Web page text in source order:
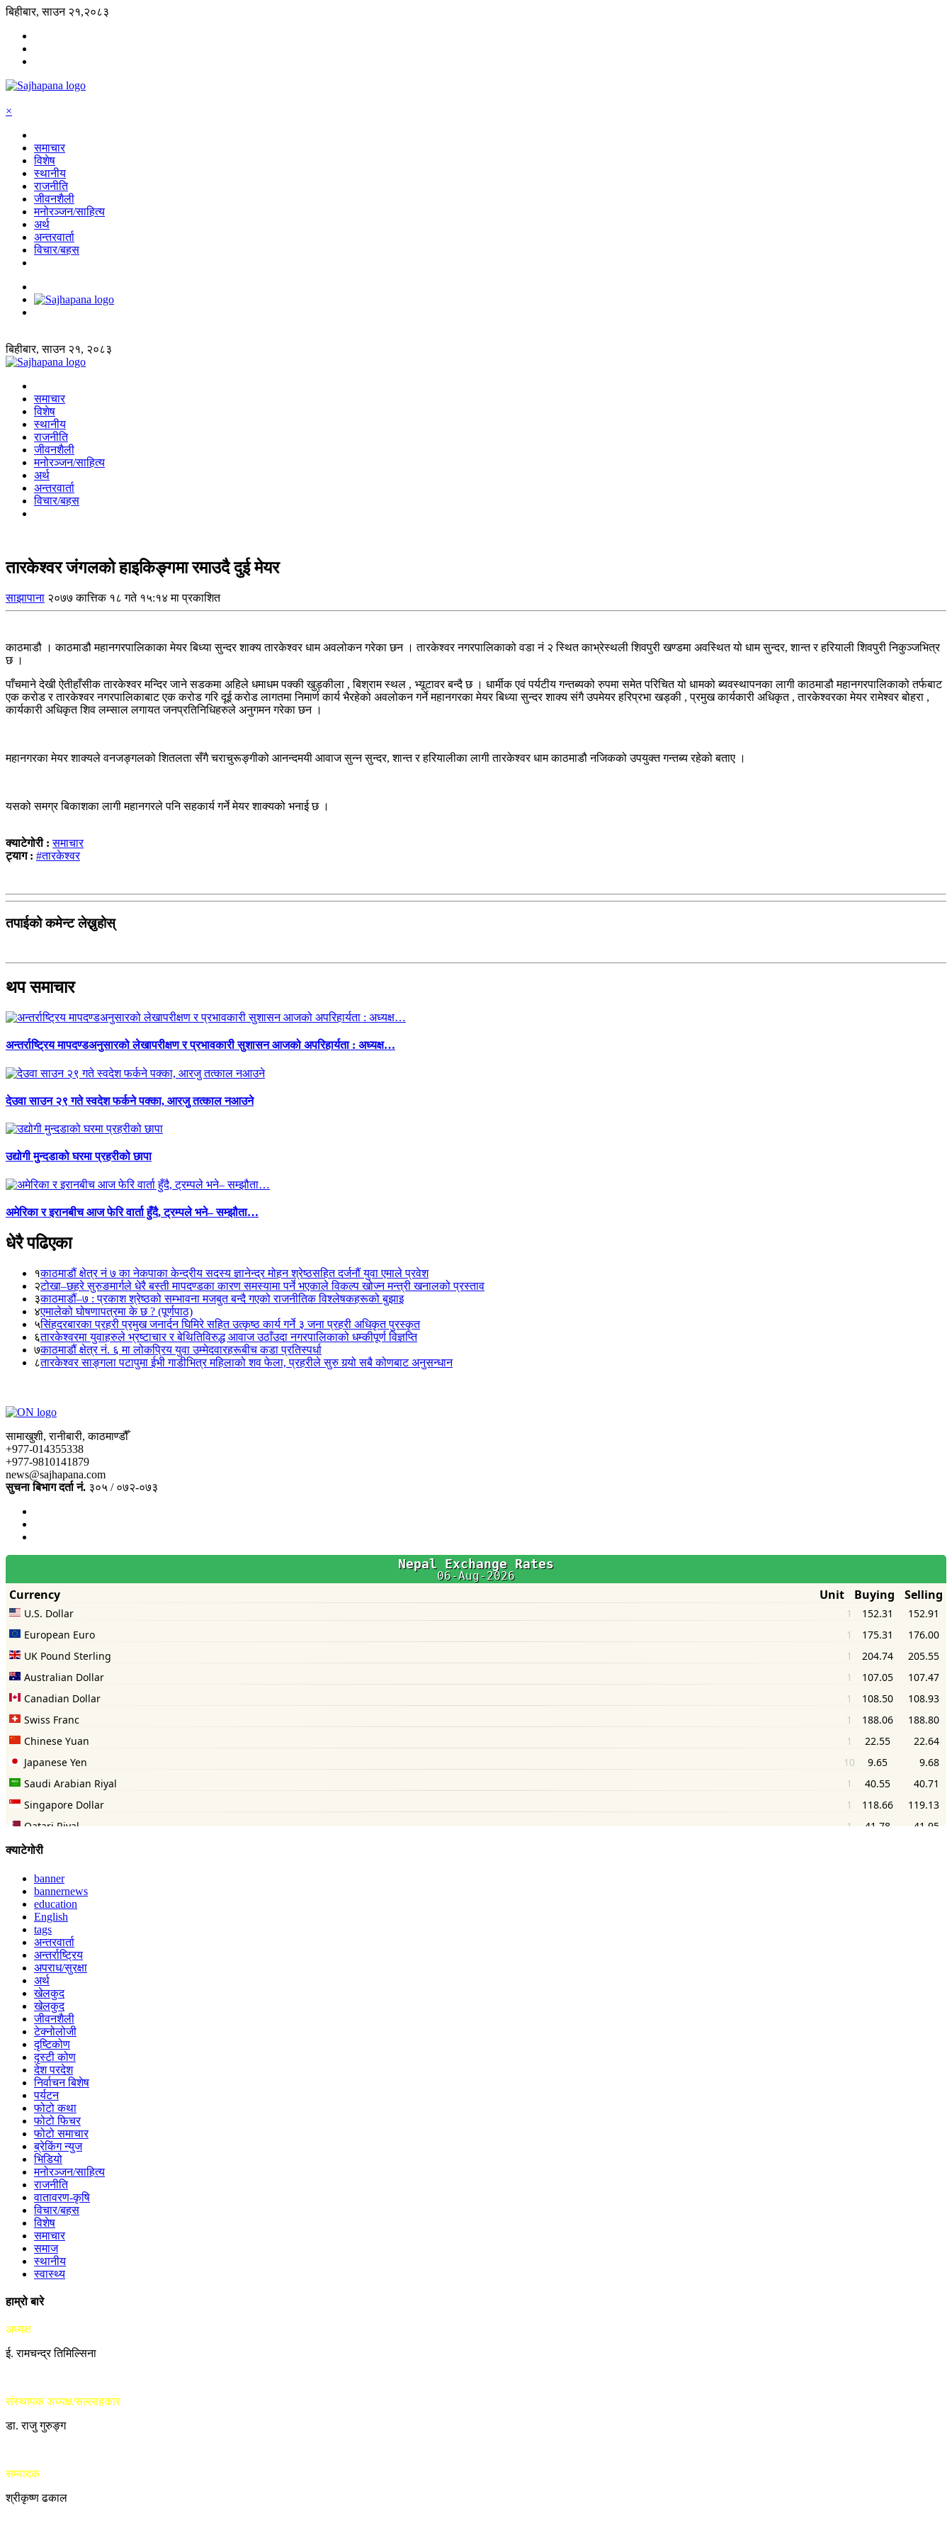
बिहीबार, साउन २१,२०८३
×
समाचार
विशेष
स्थानीय
राजनीति
जीवनशैली
मनोरञ्जन/साहित्य
अर्थ
अन्तरवार्ता
विचार/बहस
बिहीबार, साउन २१, २०८३
समाचार
विशेष
स्थानीय
राजनीति
जीवनशैली
मनोरञ्जन/साहित्य
अर्थ
अन्तरवार्ता
विचार/बहस
तारकेश्वर जंगलको हाइकिङ्गमा रमाउदै दुई मेयर
साझापाना २०७७ कात्तिक १८ गते १५:१४ मा प्रकाशित
काठमाडौ । काठमाडौ महानगरपालिकाका मेयर बिध्या सुन्दर शाक्य तारकेश्वर धाम अवलोकन गरेका छन । तारकेश्वर नगरपालिकाको वडा नं २ स्थित काभ्रेस्थली शिवपुरी खण्डमा अवस्थित यो धाम सुन्दर, शान्त र हरियाली शिवपुरी निकुञ्जभित्र
छ ।
पाँचमाने देखी ऐतीहाँसीक तारकेश्वर मन्दिर जाने सडकमा अहिले धमाधम पक्की खुड्कीला , बिश्राम स्थल , भ्यूटावर बन्दै छ । धार्मीक एवं पर्यटीय गन्तब्यको रुपमा समेत परिचित यो धामको ब्यवस्थापनका लागी काठमाडौ महानगरपालिकाको तर्फबाट
एक करोड र तारकेश्वर नगरपालिकाबाट एक करोड गरि दूई करोड लागतमा निमार्ण कार्य भैरहेको अवलोकन गर्ने महानगरका मेयर बिध्या सुन्दर शाक्य संगै उपमेयर हरिप्रभा खड्की , प्रमुख कार्यकारी अधिकृत , तारकेश्वरका मेयर रामेश्वर बोहरा ,
कार्यकारी अधिकृत शिव लम्साल लगायत जनप्रतिनिधिहरुले अनुगमन गरेका छन ।
महानगरका मेयर शाक्यले वनजङ्गलको शितलता सँगै चराचुरूङ्गीको आनन्दमयी आवाज सुन्न सुन्दर, शान्त र हरियालीका लागी तारकेश्वर धाम काठमाडौ नजिकको उपयुक्त गन्तब्य रहेको बताए ।
यसको समग्र बिकाशका लागी महानगरले पनि सहकार्य गर्ने मेयर शाक्यको भनाई छ ।
क्याटेगोरी :समाचार
ट्याग : #तारकेश्वर
तपाईको कमेन्ट लेख्नुहोस्
थप समाचार
अन्तर्राष्ट्रिय मापदण्डअनुसारको लेखापरीक्षण र प्रभावकारी सुशासन आजको अपरिहार्यता : अध्यक्ष…
देउवा साउन २९ गते स्वदेश फर्कने पक्का, आरजु तत्काल नआउने
उद्योगी मुन्दडाको घरमा प्रहरीको छापा
अमेरिका र इरानबीच आज फेरि वार्ता हुँदै, ट्रम्पले भने– सम्झौता…
धेरै पढिएका
१काठमाडौं क्षेत्र नं ७ का नेकपाका केन्द्रीय सदस्य ज्ञानेन्द्र मोहन श्रेष्ठसहित दर्जनौं युवा एमाले प्रवेश
२टोखा–छहरे सुरुङमार्गले धेरै बस्ती मापदण्डका कारण समस्यामा पर्ने भएकाले विकल्प खोज्न मन्त्री खनालको प्रस्ताव
३काठमाडौं–७ : प्रकाश श्रेष्ठको सम्भावना मजबुत बन्दै गएको राजनीतिक विश्लेषकहरूको बुझाइ
४एमालेको घोषणापत्रमा के छ ? (पूर्णपाठ)
५सिंहदरबारका प्रहरी प्रमुख जनार्दन घिमिरे सहित उत्कृष्ठ कार्य गर्ने ३ जना प्रहरी अधिकृत पुरस्कृत
६तारकेश्वरमा युवाहरुले भ्रष्टाचार र बेथितिविरुद्ध आवाज उठाँउदा नगरपालिकाको धम्कीपूर्ण विज्ञप्ति
७काठमाडौं क्षेत्र नं. ६ मा लोकप्रिय युवा उम्मेदवारहरूबीच कडा प्रतिस्पर्धा
८तारकेश्वर साङ्गला पटापुमा ईभी गाडीभित्र महिलाको शव फेला, प्रहरीले सुरु गर्‍यो सबै कोणबाट अनुसन्धान
सामाखुशी, रानीबारी, काठमाण्डौँ
+977-014355338
+977-9810141879
news@sajhapana.com
सुचना बिभाग दर्ता नं. ३०५ / ०७२-०७३
क्याटेगोरी
banner
bannernews
education
English
tags
अन्तरवार्ता
अन्तर्राष्ट्रिय
अपराध/सुरक्षा
अर्थ
खेलकुद
खेलकुद
जीवनशैली
टेक्नोलोजी
दृष्टिकोण
दृस्टी कोण
देश परदेश
निर्वाचन बिशेष
पर्यटन
फोटो कथा
फोटो फिचर
फोटो समाचार
ब्रेकिंग न्युज
भिडियो
मनोरञ्जन/साहित्य
राजनीति
वातावरण-कृषि
विचार/बहस
विशेष
समाचार
समाज
स्थानीय
स्वास्थ्य
हाम्रो बारे
अध्यक्ष
ई. रामचन्द्र तिमिल्सिना
संस्थापक अध्यक्ष/सल्लाहकार
डा. राजु गुरुङ्ग
सम्पादक
श्रीकृष्ण ढकाल